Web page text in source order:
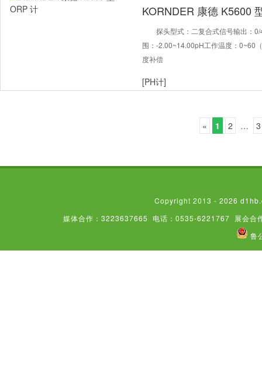
KORNDER 康德 K5600
探头型式：二复合式信号输出：
围：-2.00~14.00pH工作温度：0~60
度补偿
[PH计]
« 1 2 …
Copyright 2013 - 2026
媒体合作：3223637665
电话：0535-6221767 展会合
鲁